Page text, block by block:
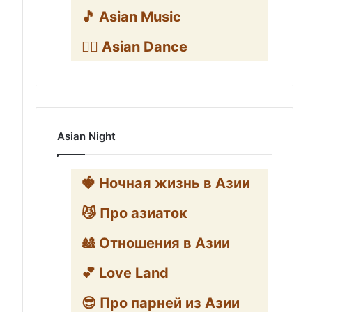
🎵 Asian Music
👯‍♀️ Asian Dance
Asian Night
🍓 Ночная жизнь в Азии
😼 Про азиаток
🎎 Отношения в Азии
💕 Love Land
😎 Про парней из Азии